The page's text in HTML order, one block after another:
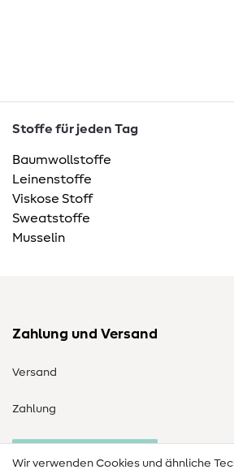
Stoffe für jeden Tag
Baumwollstoffe
Leinenstoffe
Viskose Stoff
Sweatstoffe
Musselin
Zahlung und Versand
Versand
Zahlung
Wir verwenden Cookies und ähnliche